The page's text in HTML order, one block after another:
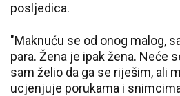
posljedica.
"Maknuću se od onog malog,
para. Žena je ipak žena. Neće
sam želio da ga se riješim, ali
ucjenjuje porukama i